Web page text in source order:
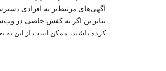
آگهی‌های مرتبط‌‌تر به افرادی
بنابراین اگر به کفش خاصی در
کرده باشید، ممکن است از این به